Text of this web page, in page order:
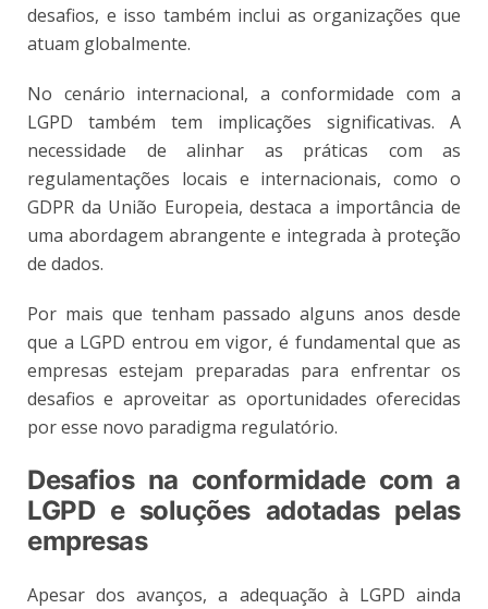
desafios, e isso também inclui as organizações que
atuam globalmente.
No cenário internacional, a conformidade com a
LGPD também tem implicações significativas. A
necessidade de alinhar as práticas com as
regulamentações locais e internacionais, como o
GDPR da União Europeia, destaca a importância de
uma abordagem abrangente e integrada à proteção
de dados.
Por mais que tenham passado alguns anos desde
que a LGPD entrou em vigor, é fundamental que as
empresas estejam preparadas para enfrentar os
desafios e aproveitar as oportunidades oferecidas
por esse novo paradigma regulatório.
Desafios na conformidade com a
LGPD e soluções adotadas pelas
empresas
Apesar dos avanços, a adequação à LGPD ainda